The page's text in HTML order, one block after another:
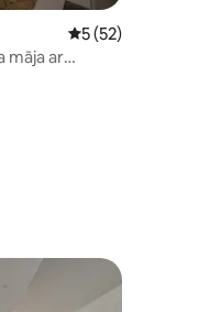
skaits: 118
Vidējais
5 (52)
māja ar